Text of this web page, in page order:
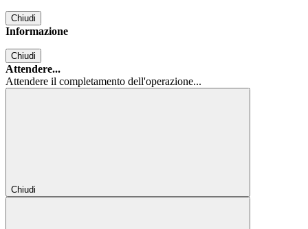
Chiudi
Informazione
Chiudi
Attendere...
Attendere il completamento dell'operazione...
Chiudi